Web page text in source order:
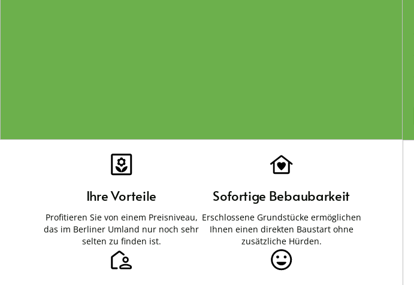
Ihre Vorteile
Profitieren Sie von einem Preisniveau,
das im Berliner Umland nur noch sehr
selten zu finden ist.
Sofortige Bebaubarkeit
Erschlossene Grundstücke ermöglichen
Ihnen einen direkten Baustart ohne
zusätzliche Hürden.